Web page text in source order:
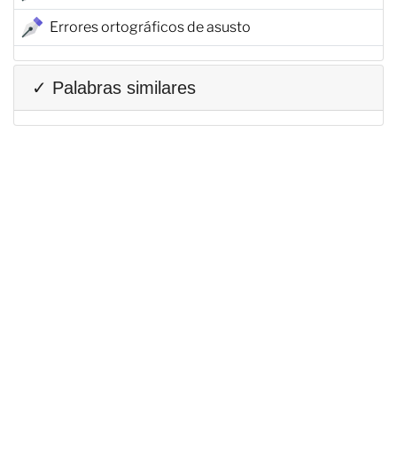
Errores ortográficos de asusto
✓ Palabras similares